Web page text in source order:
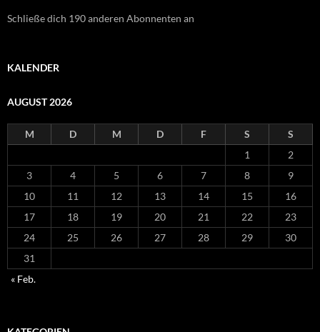
Schließe dich 190 anderen Abonnenten an
KALENDER
AUGUST 2026
M D M D F S
S
1
2
3
4 5 6 7 8
9
10
11 12 13 14 15
16
17
18 19 20 21 22
23
24
25 26 27 28 29
30
31
« Feb.